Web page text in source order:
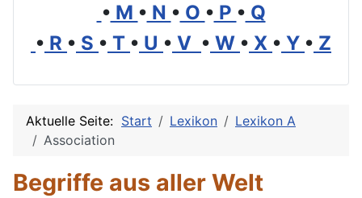
• M • N • O • P • Q
• R • S • T • U • V • W • X • Y • Z
Aktuelle Seite: Start Lexikon
Lexikon A
Association
Begriffe aus aller Welt